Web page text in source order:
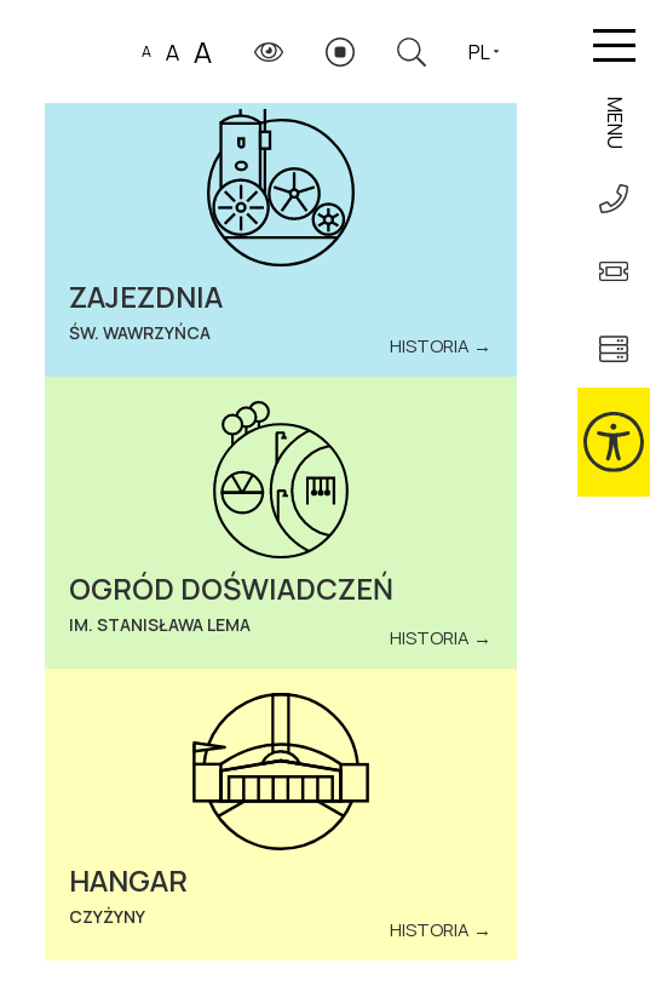
A A A PL
MENU
ZAJEZDNIA
ŚW. WAWRZYŃCA
HISTORIA →
OGRÓD DOŚWIADCZEŃ
IM. STANISŁAWA LEMA
HISTORIA →
HANGAR
CZYŻYNY
HISTORIA →